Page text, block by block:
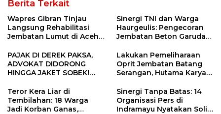
Berita Terkait
Wapres Gibran Tinjau
Langsung Rehabilitasi
Jembatan Lumut di Aceh
Konektivitas Pulih Cepat
Sinergi TNI dan Warga
Haurgeulis: Pengecoran
Jembatan Beton Garuda
PAJAK DI DEREK PAKSA,
ADVOKAT DIDORONG
HINGGA JAKET SOBEK!
Ngamuk Kepung Polresta
Pekanbaru!
Lakukan Pemeliharaan
Oprit Jembatan Batang
Serangan, Hutama Karya
55 Tol Binjai–Langsa
Teror Kera Liar di
Tembilahan: 18 Warga
Jadi Korban Ganas,
Sinergi Tanpa Batas: 14
Organisasi Pers di
Indramayu Nyatakan Solid